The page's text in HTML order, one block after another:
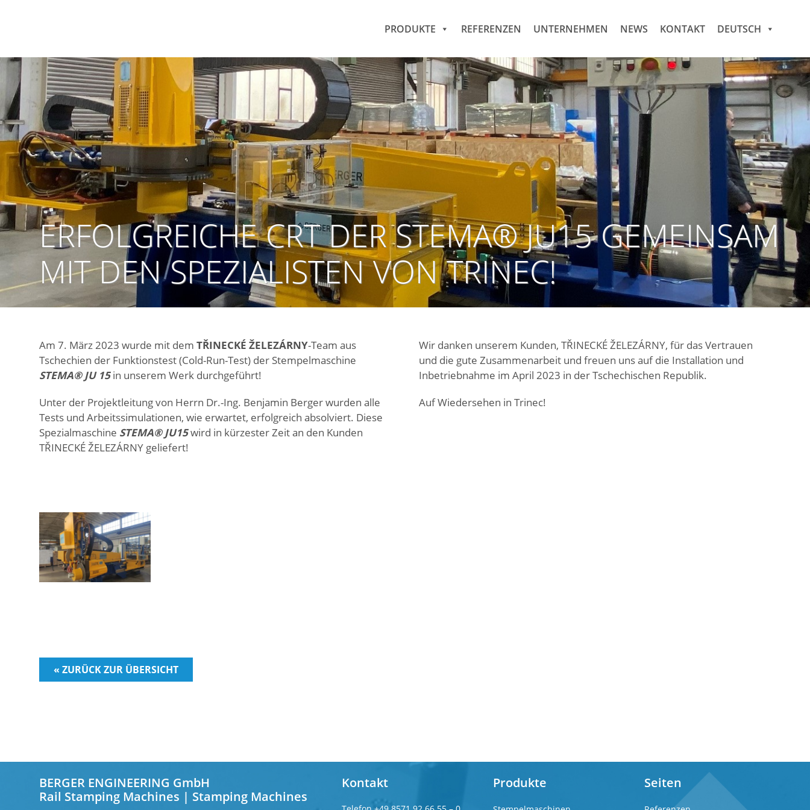
PRODUKTE REFERENZEN UNTERNEHMEN NEWS KONTAKT DEUTSCH
ERFOLGREICHE CRT DER STEMA® JU15 GEMEINSAM
MIT DEN SPEZIALISTEN VON TRINEC!
Am 7. März 2023 wurde mit dem TŘINECKÉ ŽELEZÁRNY-Team aus
Tschechien der Funktionstest (Cold-Run-Test) der Stempelmaschine
STEMA® JU 15in unserem Werk durchgeführt!
Unter der Projektleitung von Herrn Dr.-Ing. Benjamin Berger wurden alle
Tests und Arbeitssimulationen, wie erwartet, erfolgreich absolviert. Diese
Spezialmaschine STEMA® JU15wird in kürzester Zeit an den Kunden
TŘINECKÉ ŽELEZÁRNY geliefert!
Wir danken unserem Kunden, TŘINECKÉ ŽELEZÁRNY, für das Vertrauen
und die gute Zusammenarbeit und freuen uns auf die Installation und
Inbetriebnahme im April 2023 in der Tschechischen Republik.
Auf Wiedersehen in Trinec!
« ZURÜCK ZUR ÜBERSICHT
BERGER ENGINEERING GmbH
Rail Stamping Machines | Stamping Machines
Kontakt Produkte Seiten